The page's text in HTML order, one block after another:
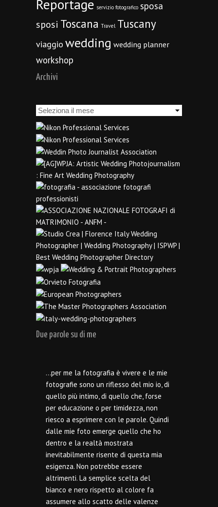
Reportage servizio fotografico sposa
sposi Toscana Travel Tuscany
viaggio wedding wedding planner
workshop
Archivi
Archivi
Due parole su di me
…per me la fotografia è vivere e le mie
fotografie sono un riflesso del mio io, di
quello più intimo, di quello che, forse
per educazione o per timidezza, non
riesco a esprimere con le parole. Quindi
dalle mie foto emerge quello che ho
dentro e la realtà mostrata
inevitabilmente risente di questa mia
esigenza. Non potrebbe essere
altrimenti. La semplice scelta del
bianco e nero rispetto al colore fa
assumere allo scatto delle valenze